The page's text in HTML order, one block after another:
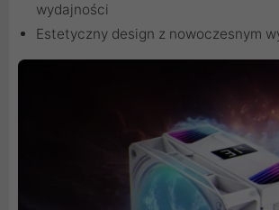
wydajności
Estetyczny design z nowoczesnym